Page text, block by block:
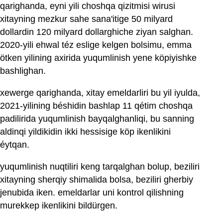
qarighanda, eyni yili choshqa qizitmisi wirusi
xitayning mezkur sahe sana'itige 50 milyard
dollardin 120 milyard dollarghiche ziyan salghan.
2020-yili ehwal téz eslige kelgen bolsimu, emma
ötken yilining axirida yuqumlinish yene köpiyishke
bashlighan.
xewerge qarighanda, xitay emeldarliri bu yil iyulda,
2021-yilining béshidin bashlap 11 qétim choshqa
padilirida yuqumlinish bayqalghanliqi, bu sanning
aldinqi yildikidin ikki hessisige köp ikenlikini
éytqan.
yuqumlinish nuqtiliri keng tarqalghan bolup, beziliri
xitayning sherqiy shimalida bolsa, beziliri gherbiy
jenubida iken. emeldarlar uni kontrol qilishning
murekkep ikenlikini bildürgen.